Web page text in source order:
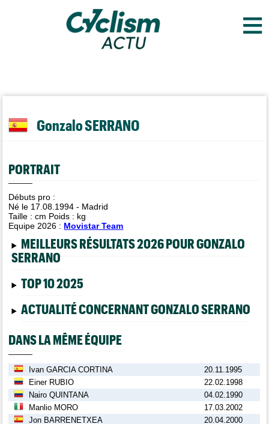
≡
Gonzalo SERRANO
PORTRAIT
Débuts pro :
Né le 17.08.1994 - Madrid
Taille :cm Poids : kg
Equipe 2026 : Movistar Team
MEILLEURS RÉSULTATS 2026 POUR GONZALO
SERRANO
TOP 10 2025
ACTUALITÉ CONCERNANT GONZALO SERRANO
DANS LA MÊME ÉQUIPE
Ivan GARCIA CORTINA
20.11.1995
Einer RUBIO
22.02.1998
Nairo QUINTANA
04.02.1990
Manlio MORO
17.03.2002
Jon BARRENETXEA
20.04.2000